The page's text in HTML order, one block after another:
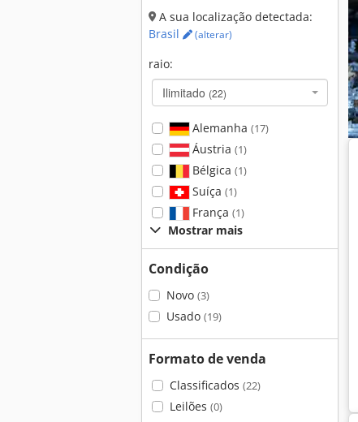
A sua localização detectada:
Brasil
(alterar)
raio:
Ilimitado (22)
Alemanha (17)
Áustria (1)
Bélgica (1)
Suíça (1)
França (1)
Mostrar mais
Condição
Novo (3)
Usado (19)
Formato de venda
Classificados (22)
Leilões (0)